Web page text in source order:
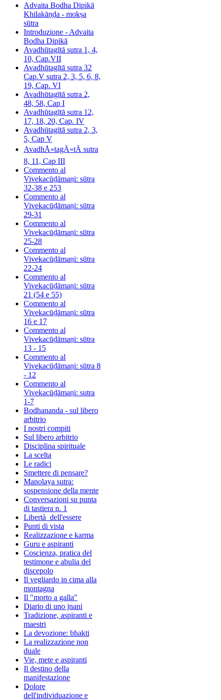
Advaita Bodha Dipikā
Khilakāṇḍa - mokṣa
sūtra
Introduzione - Advaita
Bodha Dipikā
Avadhūtagītā sutra 1, 4,
10, Cap.VII
Avadhūtagītā sutra 32
Cap.V sutra 2, 3, 5, 6, 8,
19, Cap. VI
Avadhūtagītā sutra 2,
48, 58, Cap I
Avadhūtagītā sutra 12,
17, 18, 20, Cap. IV
Avadhūtagītā sutra 2, 3,
5, Cap V
AvadhÅ«tagÄ«tÄ sutra
8, 11, Cap III
Commento al
Vivekacūḍāmaṇi: sūtra
32-38 e 253
Commento al
Vivekacūḍāmaṇi: sūtra
29-31
Commento al
Vivekacūḍāmaṇi: sūtra
25-28
Commento al
Vivekacūḍāmaṇi: sūtra
22-24
Commento al
Vivekacūḍāmaṇi: sūtra
21 (54 e 55)
Commento al
Vivekacūḍāmaṇi: sūtra
16 e 17
Commento al
Vivekacūḍāmaṇi: sūtra
13 - 15
Commento al
Vivekacūḍāmaṇi: sūtra 8
- 12
Commento al
Vivekacūḍāmaṇi: sutra
1-7
Bodhananda - sul libero
arbitrio
I nostri compiti
Sul libero arbitrio
Disciplina spirituale
La scelta
Le radici
Smettere di pensare?
Manolaya sutra:
sospensione della mente
Conversazioni su punta
di tastiera n. 1
Libertà dell'essere
Punti di vista
Realizzazione e karma
Guru e aspiranti
Coscienza, pratica del
testimone e abulia del
discepolo
Il vegliardo in cima alla
montagna
Il "morto a galla"
Diario di uno jnani
Tradizione, aspiranti e
maestri
La devozione: bhakti
La realizzazione non
duale
Vie, mete e aspiranti
Il destino della
manifestazione
Dolore
dell'individuazione e